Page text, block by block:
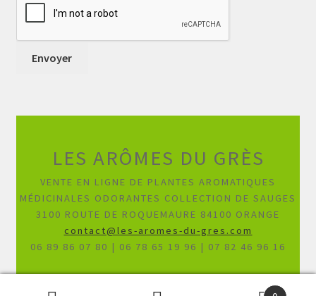
LES ARÔMES DU GRÈS
VENTE EN LIGNE DE PLANTES AROMATIQUES
MÉDICINALES ODORANTES COLLECTION DE SAUGES
3100 ROUTE DE ROQUEMAURE 84100 ORANGE
contact@les-aromes-du-gres.com
06 89 86 07 80 | 06 78 65 19 96 | 07 82 46 96 16